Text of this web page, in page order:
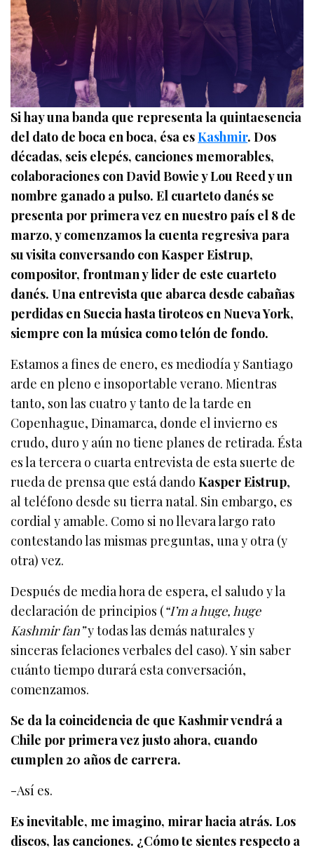
Si hay una banda que representa la quintaesencia
del dato de boca en boca, ésa esKashmir. Dos
décadas, seis elepés, canciones memorables,
colaboraciones con David Bowie y Lou Reed y un
nombre ganado a pulso. El cuarteto danés se
presenta por primera vez en nuestro país el 8 de
marzo, y comenzamos la cuenta regresiva para
su visita conversando con Kasper Eistrup,
compositor, frontman y lider de este cuarteto
danés. Una entrevista que abarca desde cabañas
perdidas en Suecia hasta tiroteos en Nueva York,
siempre con la música como telón de fondo.
Estamos a fines de enero, es mediodía y Santiago
arde en pleno e insoportable verano. Mientras
tanto, son las cuatro y tanto de la tarde en
Copenhague, Dinamarca, donde el invierno es
crudo, duro y aún no tiene planes de retirada. Ésta
es la tercera o cuarta entrevista de esta suerte de
rueda de prensa que está dandoKasper Eistrup,
al teléfono desde su tierra natal. Sin embargo, es
cordial y amable. Como si no llevara largo rato
contestando las mismas preguntas, una y otra (y
otra) vez.
Después de media hora de espera, el saludo y la
declaración de principios (“I’m a huge, huge
Kashmir fan”y todas las demás naturales y
sinceras felaciones verbales del caso). Y sin saber
cuánto tiempo durará esta conversación,
comenzamos.
Se da la coincidencia de que Kashmir vendrá a
Chile por primera vez justo ahora, cuando
cumplen 20 años de carrera.
-Así es.
Es inevitable, me imagino, mirar hacia atrás. Los
discos, las canciones. ¿Cómo te sientes respecto a